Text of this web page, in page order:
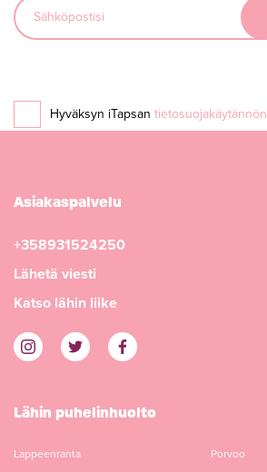
Hyväksyn iTapsan tietosuojakäytännön
Asiakaspalvelu
+358931524250
Lähetä viesti
Katso lähin liike
Lähin puhelinhuolto
Lappeenranta
Porvoo